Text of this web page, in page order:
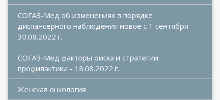
СОГАЗ-Мед об изменениях в порядке
диспансерного наблюдения новое с 1 сентября
30.08.2022 г.
СОГАЗ-Мед факторы риска и стратегии
профилактики - 18.08.2022 г.
Женская онкология